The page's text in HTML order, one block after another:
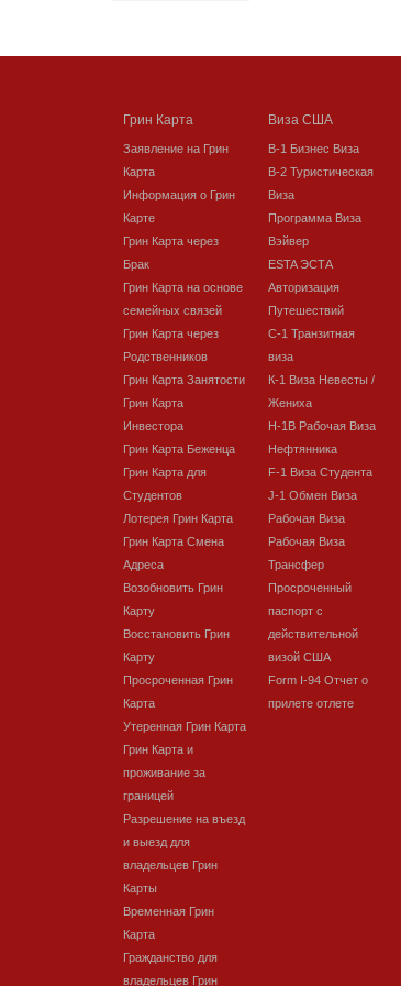
Грин Карта
Заявление на Грин
Карта
Информация о Грин
Карте
Грин Карта через
Брак
Грин Карта на основе
семейных связей
Грин Карта через
Родственников
Грин Карта Занятости
Грин Карта
Инвестора
Грин Карта Беженца
Грин Карта для
Студентов
Лотерея Грин Карта
Грин Карта Смена
Адреса
Возобновить Грин
Карту
Восстановить Грин
Карту
Просроченная Грин
Карта
Утеренная Грин Карта
Грин Карта и
проживание за
границей
Разрешение на въезд
и выезд для
владельцев Грин
Карты
Временная Грин
Карта
Гражданство для
владельцев Грин
Виза США
В-1 Бизнес Виза
В-2 Туристическая
Виза
Программа Виза
Вэйвер
ESTA ЭСТА
Авторизация
Путешествий
C-1 Транзитная
виза
К-1 Виза Невесты /
Жениха
H-1B Рабочая Виза
Нефтянника
F-1 Виза Студента
J-1 Обмен Виза
Рабочая Виза
Рабочая Виза
Трансфер
Просроченный
паспорт с
действительной
визой США
Form I-94 Отчет о
прилете отлете